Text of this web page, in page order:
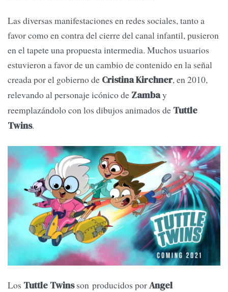
Las diversas manifestaciones en redes sociales, tanto a
favor como en contra del cierre del canal infantil, pusieron
en el tapete una propuesta intermedia. Muchos usuarios
estuvieron a favor de un cambio de contenido en la señal
creada por el gobierno de Cristina Kirchner, en 2010,
relevando al personaje icónico de Zambay
reemplazándolo con los dibujos animados de Tuttle
Twins.
Los Tuttle Twinsson producidos porAngel